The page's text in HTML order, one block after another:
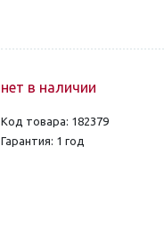
нет в наличии
Код товара: 182379
Гарантия: 1 год